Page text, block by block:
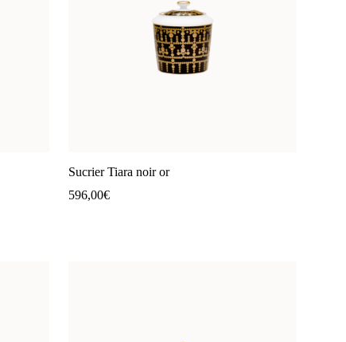
Sucrier Tiara noir or
596,00€